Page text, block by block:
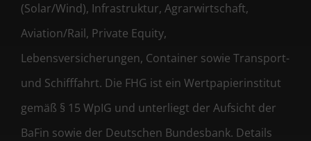
(Solar/Wind), Infrastruktur, Agrarwirtschaft,
Aviation/Rail, Private Equity,
Lebensversicherungen, Container sowie Transport-
und Schifffahrt. Die FHG ist ein Wertpapierinstitut
gemäß § 15 WpIG und unterliegt der Aufsicht der
BaFin sowie der Deutschen Bundesbank. Details